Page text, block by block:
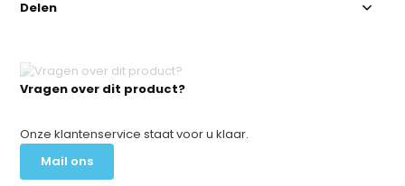
Vragen over dit product?
Onze klantenservice staat voor u klaar.
Mail ons
Delen